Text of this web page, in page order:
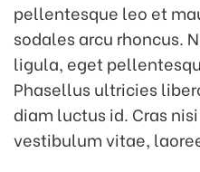
pellentesque leo et
sodales arcu rhoncus.
ligula, eget
Phasellus ultricies
diam luctus id. Cras
vestibulum vitae,